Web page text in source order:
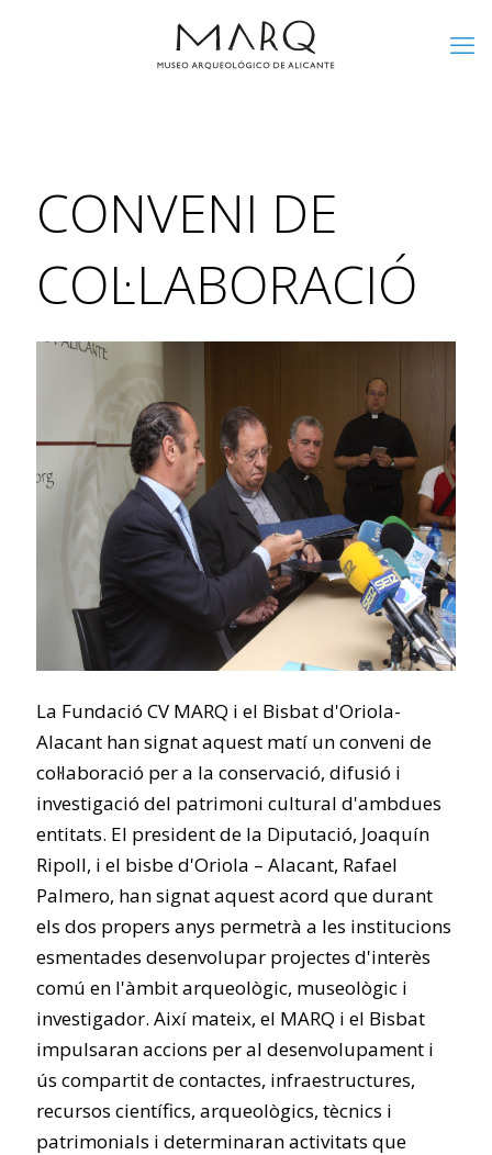
CONVENI DE
COL·LABORACIÓ
La Fundació CV MARQ i el Bisbat d'Oriola-
Alacant han signat aquest matí un conveni de
col·laboració per a la conservació, difusió i
investigació del patrimoni cultural d'ambdues
entitats. El president de la Diputació, Joaquín
Ripoll, i el bisbe d'Oriola – Alacant, Rafael
Palmero, han signat aquest acord que durant
els dos propers anys permetrà a les institucions
esmentades desenvolupar projectes d'interès
comú en l'àmbit arqueològic, museològic i
investigador. Així mateix, el MARQ i el Bisbat
impulsaran accions per al desenvolupament i
ús compartit de contactes, infraestructures,
recursos científics, arqueològics, tècnics i
patrimonials i determinaran activitats que